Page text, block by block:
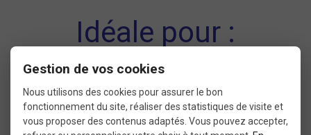
Idéale pour :
Les cyclistes qui veulent alléger leur poste
de direction
Gestion de vos cookies
Nous utilisons des cookies pour assurer le bon
fonctionnement du site, réaliser des statistiques de visite et
vous proposer des contenus adaptés. Vous pouvez accepter,